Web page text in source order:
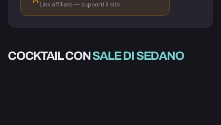
Link affiliato — supporti il sito
COCKTAIL CONSALE DI SEDANO
BLOODY MARY